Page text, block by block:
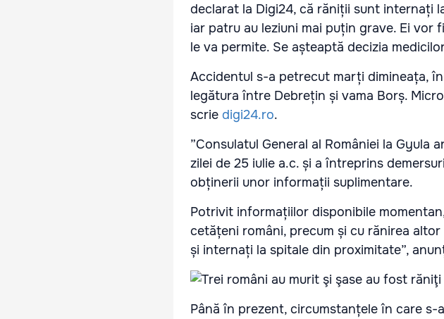
declarat la Digi24, că răniții sunt internați
iar patru au leziuni mai puțin grave. Ei vor
le va permite. Se așteaptă decizia
Accidentul s-a petrecut marți dimineața,
legătura între Debrețin și vama Borș.
scrie digi24.ro.
”Consulatul General al României la
zilei de 25 iulie a.c. și a întreprins
obținerii unor informații suplimentare.
Potrivit informațiilor disponibile
cetățeni români, precum și cu rănirea
și internați la spitale din proximitate”,
Până în prezent, circumstanțele în care